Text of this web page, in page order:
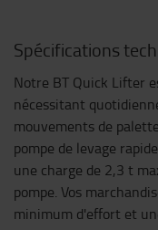
Spécifications
Notre BT Quick Lifter
nécessitant
mouvements de
pompe de levage
une charge de 2,3 t
pompe. Vos
minimum d'effort et